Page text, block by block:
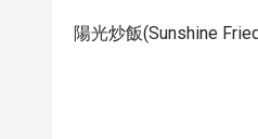
陽光炒飯(Sunshine